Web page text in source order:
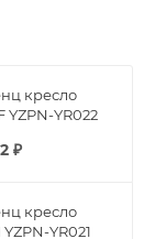
кресло
YZPN-YR022
₽
кресло
YR021